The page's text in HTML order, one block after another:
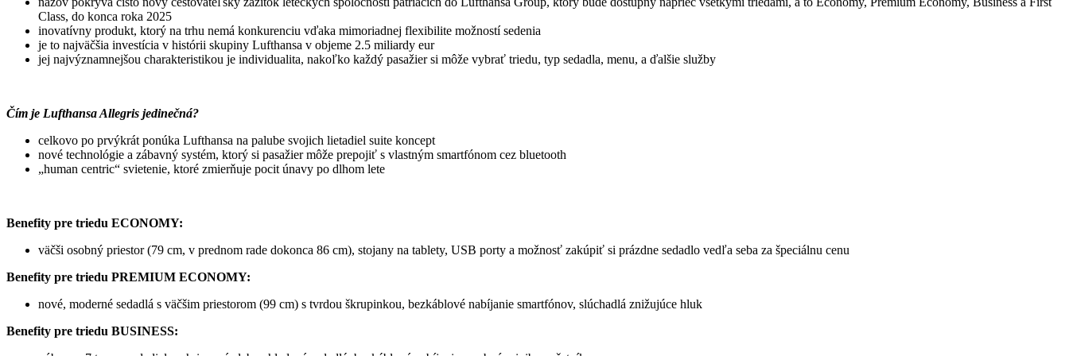
Class, do konca roka 2025
inovatívny produkt, ktorý na trhu nemá konkurenciu vďaka mimoriadnej flexibilite možností sedenia
je to najväčšia investícia v histórii skupiny Lufthansa v objeme 2.5 miliardy eur
jej najvýznamnejšou charakteristikou je individualita, nakoľko každý pasažier si môže vybrať triedu, typ sedadla, menu, a ďalšie služby
Čím je Lufthansa Allegris jedinečná?
celkovo po prvýkrát ponúka Lufthansa na palube svojich lietadiel suite koncept
nové technológie a zábavný systém, ktorý si pasažier môže prepojiť s vlastným smartfónom cez bluetooth
„human centric“ svietenie, ktoré zmierňuje pocit únavy po dlhom lete
Benefity pre triedu ECONOMY:
väčši osobný priestor (79 cm, v prednom rade dokonca 86 cm), stojany na tablety, USB porty a možnosť zakúpiť si prázdne sedadlo vedľa seba za špeciálnu cenu
Benefity pre triedu PREMIUM ECONOMY:
nové, moderné sedadlá s väčšim priestorom (99 cm) s tvrdou škrupinkou, bezkáblové nabíjanie smartfónov, slúchadlá znižujúce hluk
Benefity pre triedu BUSINESS: